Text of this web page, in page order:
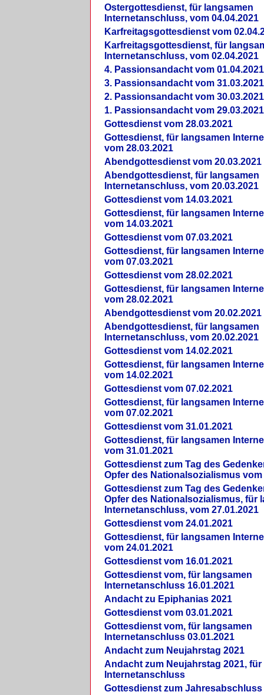
Ostergottesdienst, für langsamen
Internetanschluss, vom 04.04.2021
Karfreitagsgottesdienst vom
Karfreitagsgottesdienst, für
Internetanschluss, vom 02.04.2021
4. Passionsandacht vom 01.04.2021
3. Passionsandacht vom 31.03.2021
2. Passionsandacht vom 30.03.2021
1. Passionsandacht vom 29.03.2021
Gottesdienst vom 28.03.2021
Gottesdienst, für langsamen
vom 28.03.2021
Abendgottesdienst vom 20.03.2021
Abendgottesdienst, für langsamen
Internetanschluss, vom 20.03.2021
Gottesdienst vom 14.03.2021
Gottesdienst, für langsamen
vom 14.03.2021
Gottesdienst vom 07.03.2021
Gottesdienst, für langsamen
vom 07.03.2021
Gottesdienst vom 28.02.2021
Gottesdienst, für langsamen
vom 28.02.2021
Abendgottesdienst vom 20.02.2021
Abendgottesdienst, für langsamen
Internetanschluss, vom 20.02.2021
Gottesdienst vom 14.02.2021
Gottesdienst, für langsamen
vom 14.02.2021
Gottesdienst vom 07.02.2021
Gottesdienst, für langsamen
vom 07.02.2021
Gottesdienst vom 31.01.2021
Gottesdienst, für langsamen
vom 31.01.2021
Gottesdienst zum Tag des
Opfer des Nationalsozialismus vom
Gottesdienst zum Tag des
Opfer des Nationalsozialismus, für
Internetanschluss, vom 27.01.2021
Gottesdienst vom 24.01.2021
Gottesdienst, für langsamen
vom 24.01.2021
Gottesdienst vom 16.01.2021
Gottesdienst vom, für langsamen
Internetanschluss 16.01.2021
Andacht zu Epiphanias 2021
Gottesdienst vom 03.01.2021
Gottesdienst vom, für langsamen
Internetanschluss 03.01.2021
Andacht zum Neujahrstag 2021
Andacht zum Neujahrstag 2021,
Internetanschluss
Gottesdienst zum Jahresabschluss